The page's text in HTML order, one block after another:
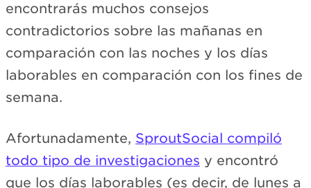
encontrarás muchos consejos
contradictorios sobre las mañanas en
comparación con las noches y los días
laborables en comparación con los fines de
semana.
Afortunadamente, SproutSocial compiló
todo tipo de investigaciones y encontró
que los días laborables (es decir, de lunes a